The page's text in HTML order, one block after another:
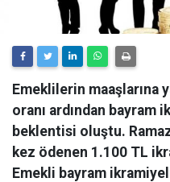
Emeklilerin maaşlarına
oranı ardından bayram
beklentisi oluştu.
kez ödenen 1.100 TL
Emekli bayram